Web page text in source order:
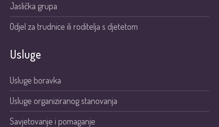
Jaslička grupa
Odjel za trudnice ili roditelja s djetetom
Usluge
Usluge boravka
Usluge organiziranog stanovanja
Savjetovanje i pomaganje